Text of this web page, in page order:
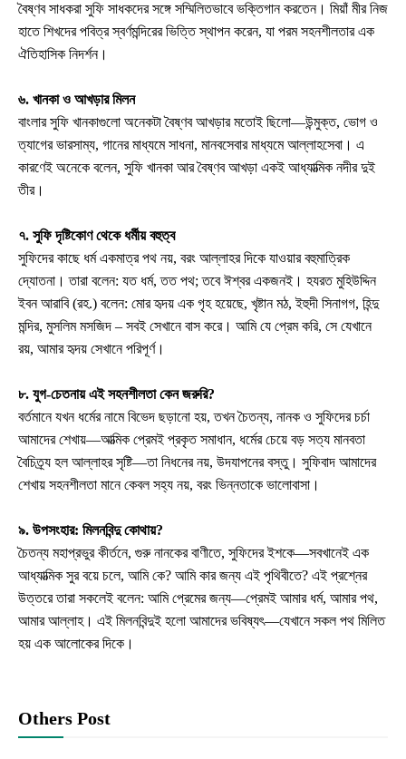
বৈষ্ণব সাধকরা সুফি সাধকদের সঙ্গে সম্মিলিতভাবে ভক্তিগান করতেন। মিয়াঁ মীর নিজ
হাতে শিখদের পবিত্র স্বর্ণমন্দিরের ভিত্তি স্থাপন করেন, যা পরম সহনশীলতার এক
ঐতিহাসিক নিদর্শন।
৬. খানকা ও আখড়ার মিলন
বাংলার সুফি খানকাগুলো অনেকটা বৈষ্ণব আখড়ার মতোই ছিলো—উন্মুক্ত, ভোগ ও
ত্যাগের ভারসাম্য, গানের মাধ্যমে সাধনা, মানবসেবার মাধ্যমে আল্লাহসেবা। এ
কারণেই অনেকে বলেন, সুফি খানকা আর বৈষ্ণব আখড়া একই আধ্যাত্মিক নদীর দুই
তীর।
৭. সুফি দৃষ্টিকোণ থেকে ধর্মীয় বহুত্ব
সুফিদের কাছে ধর্ম একমাত্র পথ নয়, বরং আল্লাহর দিকে যাওয়ার বহুমাত্রিক
দ্যোতনা। তারা বলেন: যত ধর্ম, তত পথ; তবে ঈশ্বর একজনই। হযরত মুহিউদ্দিন
ইবন আরাবি (রহ.) বলেন: মোর হৃদয় এক গৃহ হয়েছে, খৃষ্টান মঠ, ইহুদী সিনাগগ, হিন্দু
মন্দির, মুসলিম মসজিদ – সবই সেখানে বাস করে। আমি যে প্রেম করি, সে যেখানে
রয়, আমার হৃদয় সেখানে পরিপূর্ণ।
৮. যুগ-চেতনায় এই সহনশীলতা কেন জরুরি?
বর্তমানে যখন ধর্মের নামে বিভেদ ছড়ানো হয়, তখন চৈতন্য, নানক ও সুফিদের চর্চা
আমাদের শেখায়—আত্মিক প্রেমই প্রকৃত সমাধান, ধর্মের চেয়ে বড় সত্য মানবতা
বৈচিত্র্য হল আল্লাহর সৃষ্টি—তা নিধনের নয়, উদযাপনের বস্তু। সুফিবাদ আমাদের
শেখায় সহনশীলতা মানে কেবল সহ্য নয়, বরং ভিন্নতাকে ভালোবাসা।
৯. উপসংহার: মিলনবিন্দু কোথায়?
চৈতন্য মহাপ্রভুর কীর্তনে, গুরু নানকের বাণীতে, সুফিদের ইশকে—সবখানেই এক
আধ্যাত্মিক সুর বয়ে চলে, আমি কে? আমি কার জন্য এই পৃথিবীতে? এই প্রশ্নের
উত্তরে তারা সকলেই বলেন: আমি প্রেমের জন্য—প্রেমই আমার ধর্ম, আমার পথ,
আমার আল্লাহ। এই মিলনবিন্দুই হলো আমাদের ভবিষ্যৎ—যেখানে সকল পথ মিলিত
হয় এক আলোকের দিকে।
Others Post